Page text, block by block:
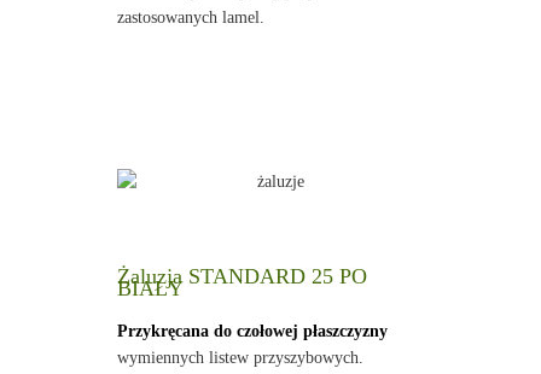
zastosowanych lamel.
Żaluzja STANDARD 25 PO
BIAŁY
Przykręcana do czołowej płaszczyzny
wymiennych listew przyszybowych.